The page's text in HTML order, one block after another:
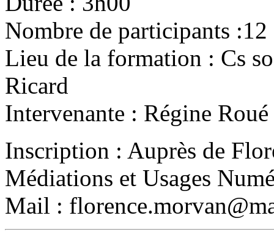
Nombre de participants :12
Lieu de la formation : Cs
Ricard
Intervenante : Régine Roué
Inscription : Auprès de
Médiations et Usages
Mail :